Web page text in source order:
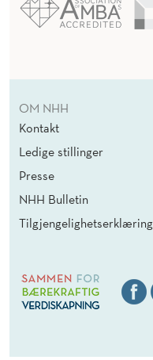
OM NHH
Kontakt
Ledige stillinger
Presse
NHH Bulletin
Tilgjengelighetserklæring